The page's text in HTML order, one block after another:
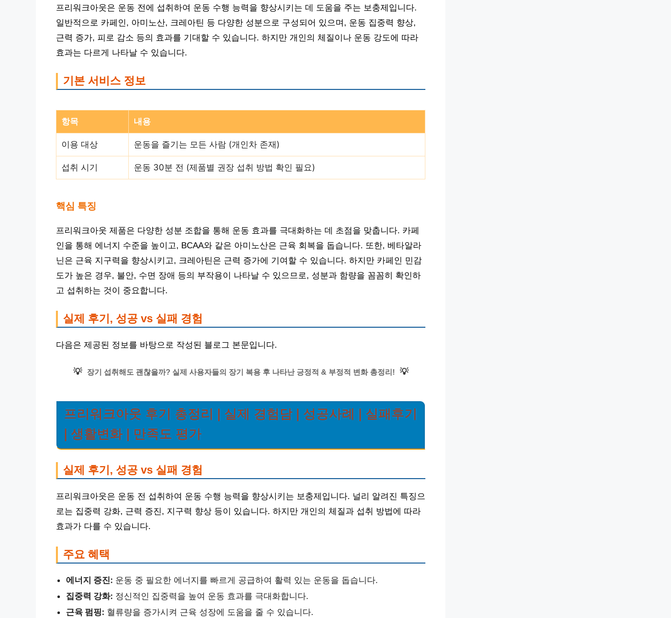
프리워크아웃은 운동 전에 섭취하여 운동 수행 능력을 향상시키는 데 도움을 주는 보충제입니다.
일반적으로 카페인, 아미노산, 크레아틴 등 다양한 성분으로 구성되어 있으며, 운동 집중력 향상,
근력 증가, 피로 감소 등의 효과를 기대할 수 있습니다. 하지만 개인의 체질이나 운동 강도에 따라
효과는 다르게 나타날 수 있습니다.
기본 서비스 정보
항목 내용
이용 대상 운동을 즐기는 모든 사람 (개인차 존재)
섭취 시기 운동 30분 전 (제품별 권장 섭취 방법 확인 필요)
핵심 특징
프리워크아웃 제품은 다양한 성분 조합을 통해 운동 효과를 극대화하는 데 초점을 맞춥니다. 카페
인을 통해 에너지 수준을 높이고, BCAA와 같은 아미노산은 근육 회복을 돕습니다. 또한, 베타알라
닌은 근육 지구력을 향상시키고, 크레아틴은 근력 증가에 기여할 수 있습니다. 하지만 카페인 민감
도가 높은 경우, 불안, 수면 장애 등의 부작용이 나타날 수 있으므로, 성분과 함량을 꼼꼼히 확인하
고 섭취하는 것이 중요합니다.
실제 후기, 성공 vs 실패 경험
다음은 제공된 정보를 바탕으로 작성된 블로그 본문입니다.
💡 장기 섭취해도 괜찮을까? 실제 사용자들의 장기 복용 후 나타난 긍정적 & 부정적 변화 총정리! 💡
프리워크아웃 후기 총정리 | 실제 경험담 | 성공사례 | 실패후기
| 생활변화 | 만족도 평가
실제 후기, 성공 vs 실패 경험
프리워크아웃은 운동 전 섭취하여 운동 수행 능력을 향상시키는 보충제입니다. 널리 알려진 특징으
로는 집중력 강화, 근력 증진, 지구력 향상 등이 있습니다. 하지만 개인의 체질과 섭취 방법에 따라
효과가 다를 수 있습니다.
주요 혜택
에너지 증진: 운동 중 필요한 에너지를 빠르게 공급하여 활력 있는 운동을 돕습니다.
집중력 강화: 정신적인 집중력을 높여 운동 효과를 극대화합니다.
근육 펌핑: 혈류량을 증가시켜 근육 성장에 도움을 줄 수 있습니다.